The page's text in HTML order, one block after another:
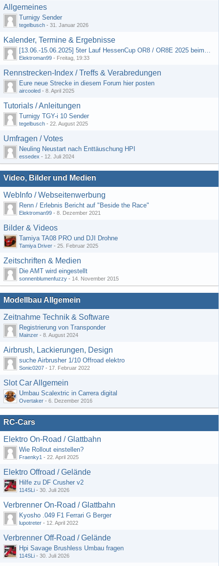
Allgemeines
Turnigy Sender
tegelbusch - 31. Januar 2026
Kalender, Termine & Ergebnisse
[13.06.-15.06.2025] 5ter Lauf HessenCup OR8 / OR8E 2025 beim MSC Ober-Mörlen e.V.
Elektroman99 - Freitag, 19:33
Rennstrecken-Index / Treffs & Verabredungen
Eure neue Strecke in diesem Forum hier posten
aircooled - 8. April 2025
Tutorials / Anleitungen
Turnigy TGY-i 10 Sender
tegelbusch - 22. August 2025
Umfragen / Votes
Neuling Neustart nach Enttäuschung HPI
essedex - 12. Juli 2024
Video, Bilder und Medien
WebInfo / Webseitenwerbung
Renn / Erlebnis Bericht auf "Beside the Race"
Elektroman99 - 8. Dezember 2021
Bilder & Videos
Tamiya TA08 PRO und DJI Drohne
Tamiya Driver - 25. Februar 2025
Zeitschriften & Medien
Die AMT wird eingestellt
sonnenblumenfuzzy - 14. November 2015
Modellbau Allgemein
Zeitnahme Technik & Software
Registrierung von Transponder
Mainzer - 8. August 2024
Airbrush, Lackierungen, Design
suche Airbrusher 1/10 Offroad elektro
Sonic0207 - 17. Februar 2022
Slot Car Allgemein
Umbau Scalextric in Carrera digital
Overtaker - 6. Dezember 2016
RC-Cars
Elektro On-Road / Glattbahn
Wie Rollout einstellen?
Fraenky1 - 22. April 2025
Elektro Offroad / Gelände
Hilfe zu DF Crusher v2
114SLi - 30. Juli 2026
Verbrenner On-Road / Glattbahn
Kyosho .049 F1 Ferrari G Berger
lupotreter - 12. April 2022
Verbrenner Off-Road / Gelände
Hpi Savage Brushless Umbau fragen
114SLi - 30. Juli 2026